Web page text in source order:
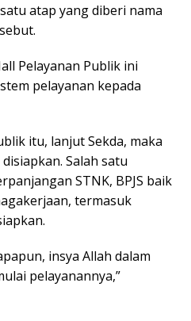
atap yang diberi nama
Pelayanan Publik ini
pelayanan kepada
itu, lanjut Sekda, maka
Salah satu
STNK, BPJS baik
termasuk
insya Allah dalam
pelayanannya,”